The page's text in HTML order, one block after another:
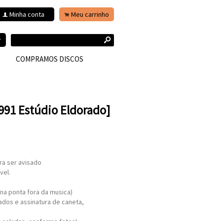
f Minha conta . Meu carrinho
s
COMPRAMOS DISCOS
Estúdio Eldorado]
ser avisado
ponta fora da musica)
e assinatura de caneta,